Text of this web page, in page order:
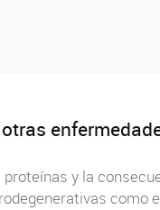
y la
como